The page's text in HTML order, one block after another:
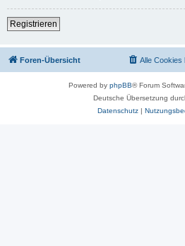
Registrieren
Foren-Übersicht Alle Cookies
Powered by phpBB® Forum
Deutsche Übersetzung
Datenschutz|